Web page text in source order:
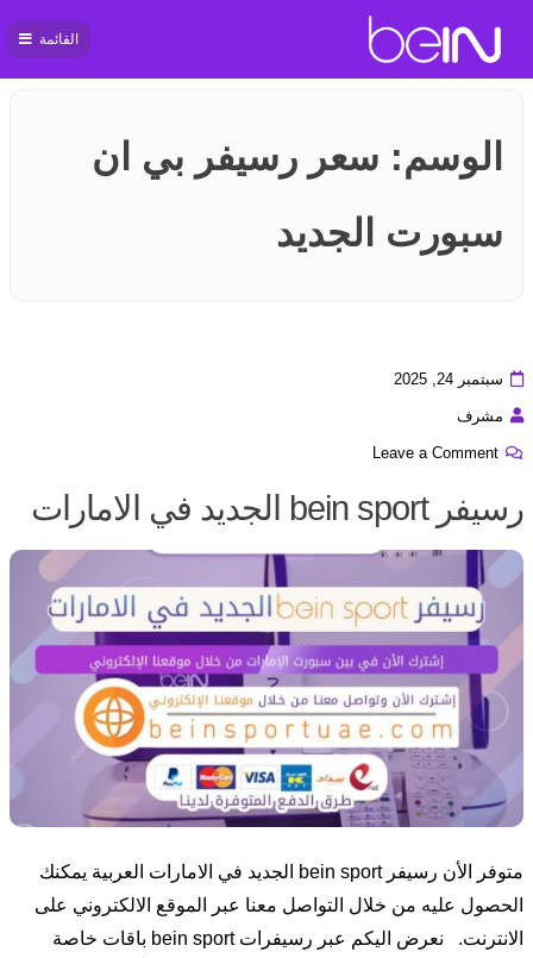
بي ان
القائمة
الوسم: سعر رسيفر بي ان
سبورت الجديد
سبتمبر 24, 2025
مشرف
Leave a Comment
رسيفر bein sport الجديد في الامارات
متوفر الأن رسيفر bein sport الجديد في الامارات العربية يمكنك
الحصول عليه من خلال التواصل معنا عبر الموقع الالكتروني على
الانترنت. نعرض اليكم عبر رسيفرات bein sport باقات خاصة